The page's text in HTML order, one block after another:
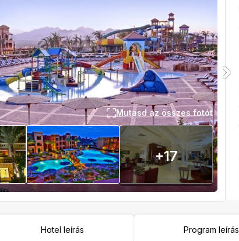
Mutasd az összes fotót
+17
Hotel leírás Program leírás